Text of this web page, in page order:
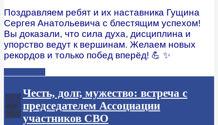
Поздравляем ребят и их наставника Гущина
Сергея Анатольевича с блестящим успехом!
Вы доказали, что сила духа, дисциплина и
упорство ведут к вершинам. Желаем новых
рекордов и только побед вперёд! 💪 ✨
5
мая
2026
Честь, долг, мужество: встреча с
председателем Ассоциации
участников СВО